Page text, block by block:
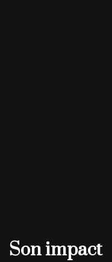
Son impact